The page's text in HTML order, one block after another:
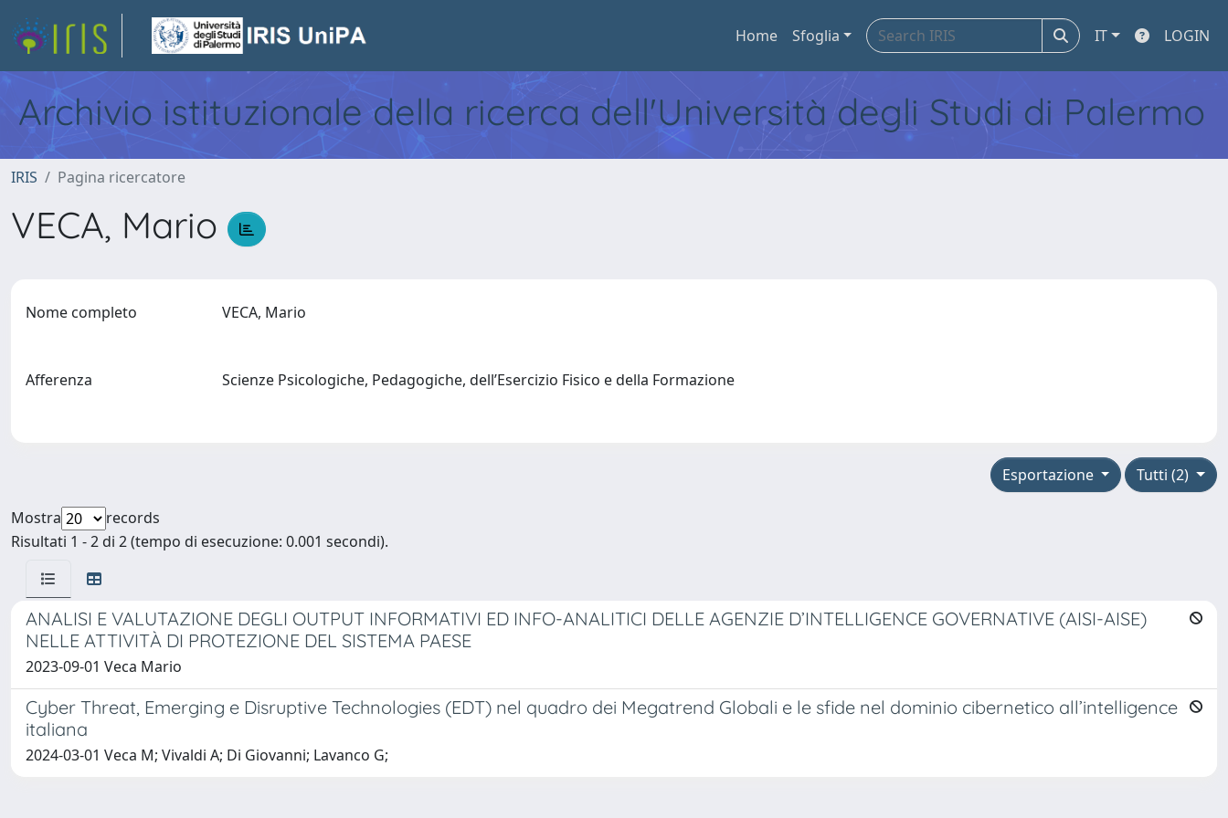
Home Sfoglia IT LOGIN
Archivio istituzionale della ricerca dell'Università degli Studi di Palermo
IRIS Pagina ricercatore
VECA, Mario
Nome completo VECA, Mario
Afferenza Scienze Psicologiche, Pedagogiche, dell’Esercizio Fisico e della Formazione
Tutti (2)
Esportazione
Mostra
records
Risultati 1 - 2 di 2 (tempo di esecuzione: 0.001 secondi).
ANALISI E VALUTAZIONE DEGLI OUTPUT INFORMATIVI ED INFO-ANALITICI DELLE AGENZIE D’INTELLIGENCE GOVERNATIVE (AISI-AISE)
NELLE ATTIVITÀ DI PROTEZIONE DEL SISTEMA PAESE
2023-09-01 Veca Mario
Cyber Threat, Emerging e Disruptive Technologies (EDT) nel quadro dei Megatrend Globali e le sfide nel dominio cibernetico all’intelligence
italiana
2024-03-01 Veca M; Vivaldi A; Di Giovanni; Lavanco G;